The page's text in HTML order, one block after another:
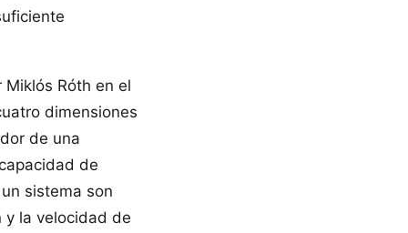
Róth en el
dimensiones
de una
de
sistema son
y la velocidad de